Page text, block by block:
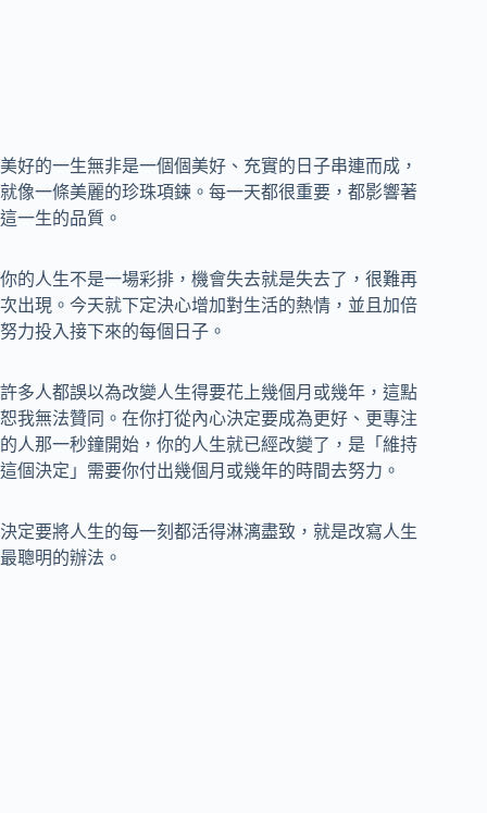
美好的一生無非是一個個美好、充實的日子串連而成，
就像一條美麗的珍珠項鍊。每一天都很重要，都影響著
這一生的品質。
你的人生不是一場彩排，機會失去就是失去了，很難再
次出現。今天就下定決心增加對生活的熱情，並且加倍
努力投入接下來的每個日子。
許多人都誤以為改變人生得要花上幾個月或幾年，這點
恕我無法贊同。在你打從內心決定要成為更好、更專注
的人那一秒鐘開始，你的人生就已經改變了，是「維持
這個決定」需要你付出幾個月或幾年的時間去努力。
決定要將人生的每一刻都活得淋漓盡致，就是改寫人生
最聰明的辦法。